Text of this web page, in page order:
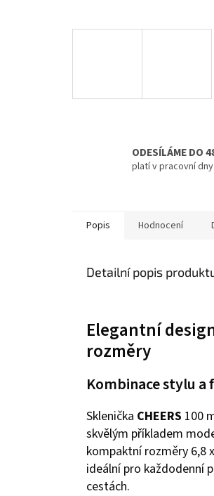
ODESÍLÁME DO
platí v pracovní dny
Popis Hodnocení
Detailní popis
Elegantní
rozměry
Kombinace stylu a
Sklenička CHEERS 100
skvělým příkladem
kompaktní rozměry 6,8
ideální pro každodenní
cestách.